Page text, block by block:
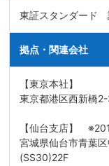
東証スタンダード
拠点・関連会社
【東京本社】
東京都港区西新橋
【仙台支店】
宮城県仙台市青葉
(SS30)22F